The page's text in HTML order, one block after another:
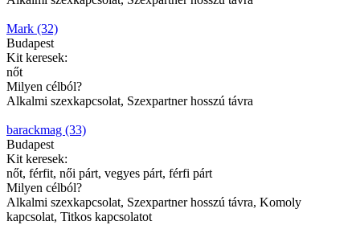
Mark (32)
Budapest
Kit keresek:
nőt
Milyen célból?
Alkalmi szexkapcsolat, Szexpartner hosszú távra
barackmag (33)
Budapest
Kit keresek:
nőt, férfit, női párt, vegyes párt, férfi párt
Milyen célból?
Alkalmi szexkapcsolat, Szexpartner hosszú távra, Komoly
kapcsolat, Titkos kapcsolatot